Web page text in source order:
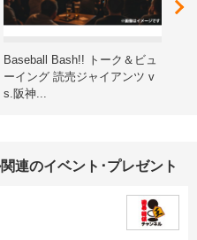
Baseball Bash!! トーク＆ビュ
ーイング 読売ジャイアンツ v
s.阪神...
連のイベント･プレゼント